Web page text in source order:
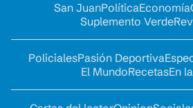
San JuanPolíticaEconomía
Suplemento Verde
PolicialesPasión Deportiva
El MundoRecetasEn